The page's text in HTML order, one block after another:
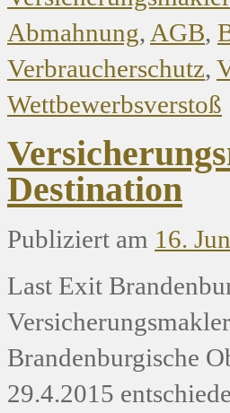
Abmahnung, AGB,
Verbraucherschutz,
Wettbewerbsverstoß
Destination
Publiziert am 16.
Last Exit
Brandenburgische
29.4.2015